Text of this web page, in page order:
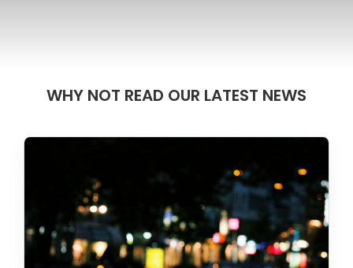
WHY NOT READ OUR LATEST NEWS